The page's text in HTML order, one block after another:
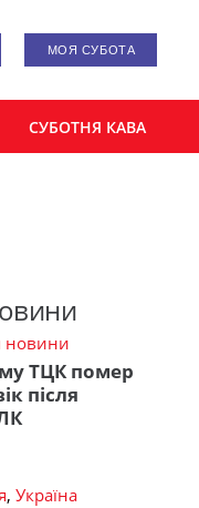
МОЯ СУБОТА
СУБОТНЯ КАВА
новини
ТЦК помер
після
, Україна